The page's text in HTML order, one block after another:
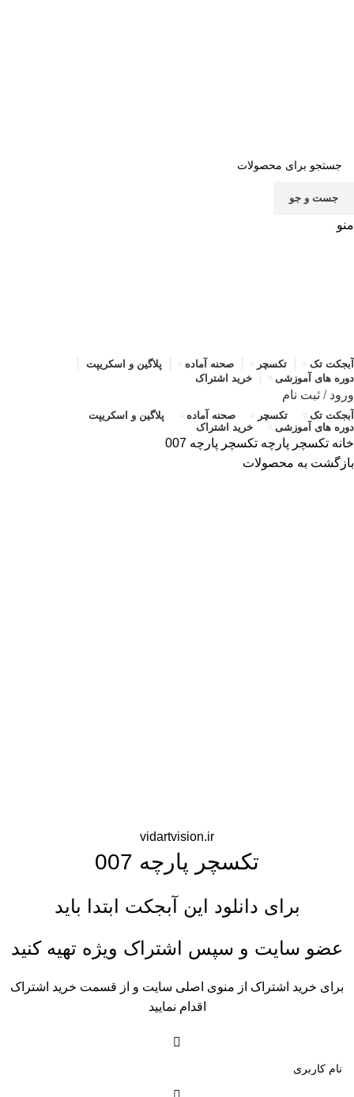
جست و جو
منو
آبجکت تک تکسچر صحنه آماده
پلاگین و اسکریپت
دوره های آموزشی
خرید اشتراک
ورود / ثبت نام
آبجکت تک تکسچر صحنه آماده
پلاگین و اسکریپت
دوره های آموزشی
خرید اشتراک
خانه تکسچر پارچه تکسچر پارچه 007
بازگشت به محصولات
vidartvision.ir
تکسچر پارچه 007
برای دانلود این آبجکت ابتدا باید
عضو سایت و سپس اشتراک ویژه تهیه کنید
برای خرید اشتراک از منوی اصلی سایت و از قسمت خرید اشتراک
اقدام نمایید